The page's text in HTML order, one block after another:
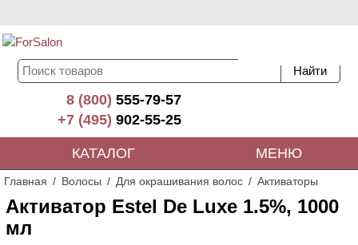
8 (800)555-79-57
+7 (495)902-55-25
КАТАЛОГ МЕНЮ
Главная Волосы Для окрашивания волос Активаторы
Активатор Estel De Luxe 1.5%, 1000
мл